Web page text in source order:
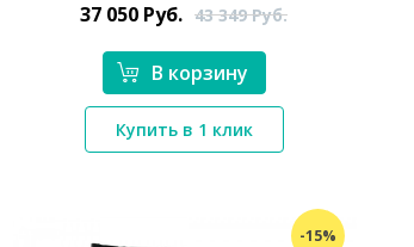
*}
37 050 Руб. 43 349Руб.
В корзину
Купить в 1 клик
-15%